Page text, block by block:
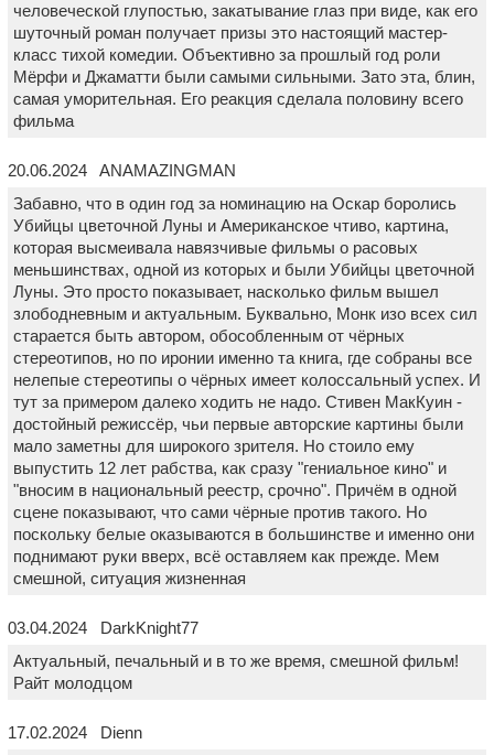
человеческой глупостью, закатывание глаз при виде, как его
шуточный роман получает призы это настоящий мастер-
класс тихой комедии. Объективно за прошлый год роли
Мёрфи и Джаматти были самыми сильными. Зато эта, блин,
самая уморительная. Его реакция сделала половину всего
фильма
20.06.2024 ANAMAZINGMAN
Забавно, что в один год за номинацию на Оскар боролись
Убийцы цветочной Луны и Американское чтиво, картина,
которая высмеивала навязчивые фильмы о расовых
меньшинствах, одной из которых и были Убийцы цветочной
Луны. Это просто показывает, насколько фильм вышел
злободневным и актуальным. Буквально, Монк изо всех сил
старается быть автором, обособленным от чёрных
стереотипов, но по иронии именно та книга, где собраны все
нелепые стереотипы о чёрных имеет колоссальный успех. И
тут за примером далеко ходить не надо. Стивен МакКуин -
достойный режиссёр, чьи первые авторские картины были
мало заметны для широкого зрителя. Но стоило ему
выпустить 12 лет рабства, как сразу "гениальное кино" и
"вносим в национальный реестр, срочно". Причём в одной
сцене показывают, что сами чёрные против такого. Но
поскольку белые оказываются в большинстве и именно они
поднимают руки вверх, всё оставляем как прежде. Мем
смешной, ситуация жизненная
03.04.2024 DarkKnight77
Актуальный, печальный и в то же время, смешной фильм!
Райт молодцом
17.02.2024 Dienn